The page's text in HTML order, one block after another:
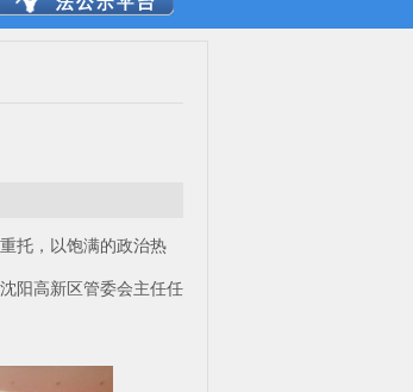
托，以饱满的政治热
阳高新区管委会主任任